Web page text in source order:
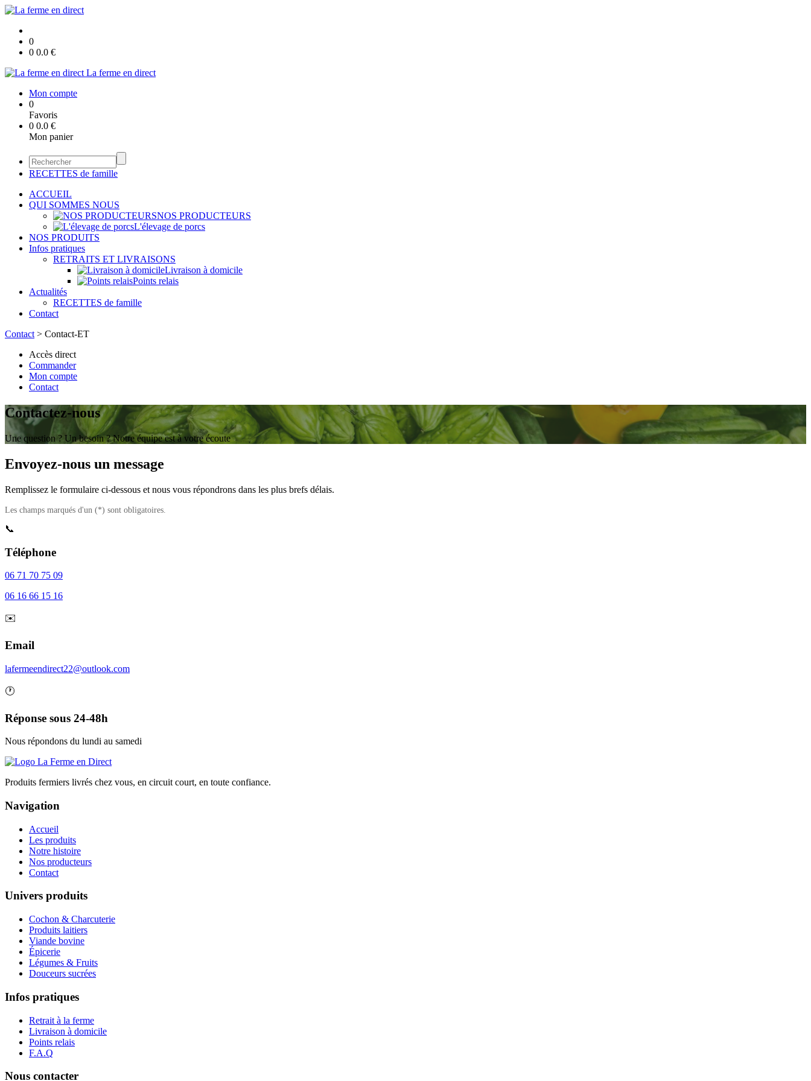
0
0 0.0 €
La ferme en direct
Mon compte
0
Favoris
0 0.0 €
Mon panier
RECETTES de famille
ACCUEIL
QUI SOMMES NOUS
NOS PRODUCTEURS
L'élevage de porcs
NOS PRODUITS
Infos pratiques
RETRAITS ET LIVRAISONS
Livraison à domicile
Points relais
Actualités
RECETTES de famille
Contact
Contact > Contact-ET
Accès direct
Commander
Mon compte
Contact
Contactez-nous
Une question ? Un besoin ? Notre équipe est à votre écoute
Envoyez-nous un message
Remplissez le formulaire ci-dessous et nous vous répondrons dans les plus brefs délais.
Les champs marqués d'un (*) sont obligatoires.
📞
Téléphone
06 71 70 75 09
06 16 66 15 16
✉️
Email
lafermeendirect22@outlook.com
🕐
Réponse sous 24-48h
Nous répondons du lundi au samedi
Produits fermiers livrés chez vous, en circuit court, en toute confiance.
Navigation
Accueil
Les produits
Notre histoire
Nos producteurs
Contact
Univers produits
Cochon & Charcuterie
Produits laitiers
Viande bovine
Épicerie
Légumes & Fruits
Douceurs sucrées
Infos pratiques
Retrait à la ferme
Livraison à domicile
Points relais
F.A.Q
Nous contacter